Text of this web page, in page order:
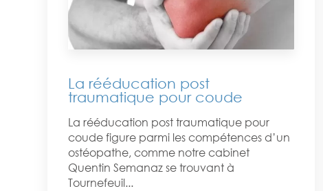
La rééducation post
traumatique pour coude
La rééducation post traumatique pour
coude figure parmi les compétences d’un
ostéopathe, comme notre cabinet
Quentin Semanaz se trouvant à
Tournefeuil...